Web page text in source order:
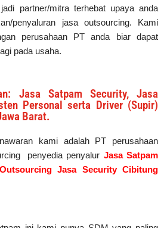
partner/mitra terhebat upaya anda
penyaluran jasa outsourcing. Kami
perusahaan PT anda biar dapat
pada usaha.
Jasa Satpam Security, Jasa
Personal serta Driver (Supir)
Barat.
kami adalah PT perusahaan
penyedia penyalur Jasa Satpam
Jasa Security Cibitung